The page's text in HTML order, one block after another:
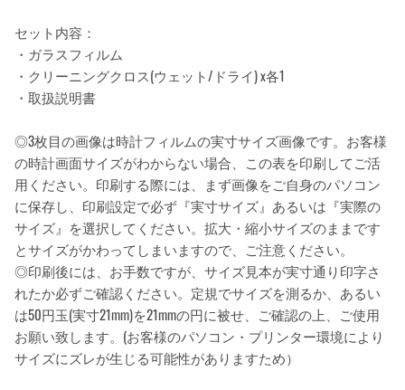
セット内容：
・ガラスフィルム
・クリーニングクロス(ウェット/ドライ) x各1
・取扱説明書
◎3枚目の画像は時計フィルムの実寸サイズ画像です。お客様
の時計画面サイズがわからない場合、この表を印刷してご活
用ください。印刷する際には、まず画像をご自身のパソコン
に保存し、印刷設定で必ず『実寸サイズ』あるいは『実際の
サイズ』を選択してください。拡大・縮小サイズのままです
とサイズがかわってしまいますので、ご注意ください。
◎印刷後には、お手数ですが、サイズ見本が実寸通り印字さ
れたか必ずご確認ください。定規でサイズを測るか、あるい
は50円玉(実寸21mm)を21mmの円に被せ、ご確認の上、ご使用
お願い致します。(お客様のパソコン・プリンター環境により
サイズにズレが生じる可能性がありますため）